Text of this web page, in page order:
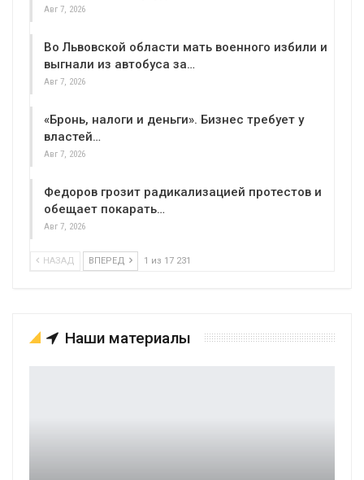
Авг 7, 2026
Во Львовской области мать военного избили и
выгнали из автобуса за…
Авг 7, 2026
«Бронь, налоги и деньги». Бизнес требует у
властей…
Авг 7, 2026
Федоров грозит радикализацией протестов и
обещает покарать…
Авг 7, 2026
НАЗАД ВПЕРЕД 1 из 17 231
Наши материалы